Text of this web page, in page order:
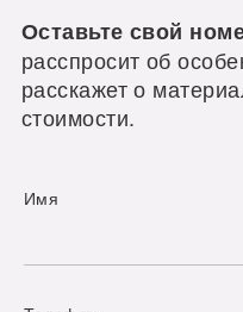
Оставьте свой
расспросит об
расскажет о
стоимости.
Имя